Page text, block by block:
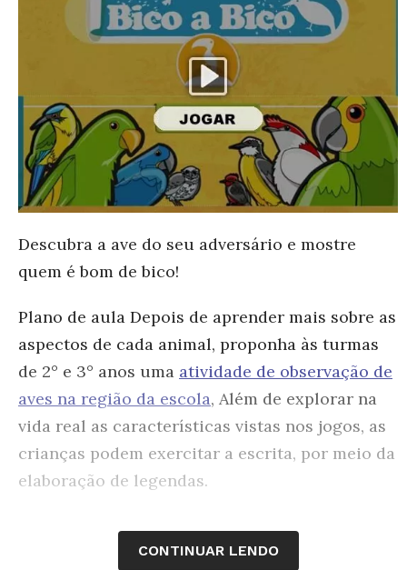
Descubra a ave do seu adversário e mostre
quem é bom de bico!
Plano de aula Depois de aprender mais sobre as
aspectos de cada animal, proponha às turmas
de 2° e 3° anos uma atividade de observação de
aves na região da escola, Além de explorar na
vida real as características vistas nos jogos, as
crianças podem exercitar a escrita, por meio da
elaboração de legendas.
CONTINUAR LENDO